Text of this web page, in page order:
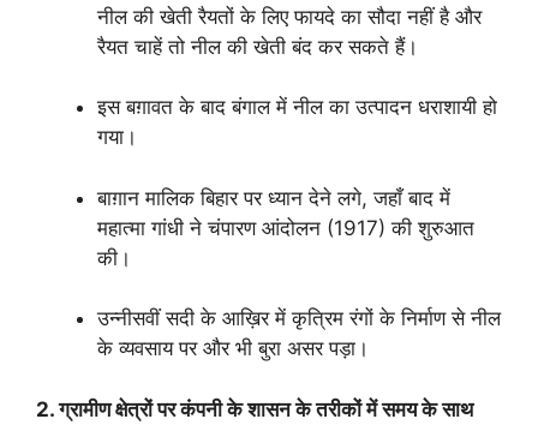
नील की खेती रैयतों के लिए फायदे का सौदा नहीं है और
रैयत चाहें तो नील की खेती बंद कर सकते हैं।
इस बग़ावत के बाद बंगाल में नील का उत्पादन धराशायी हो
गया।
बाग़ान मालिक बिहार पर ध्यान देने लगे, जहाँ बाद में
महात्मा गांधी ने चंपारण आंदोलन (1917) की शुरुआत
की।
उन्नीसवीं सदी के आख़िर में कृत्रिम रंगों के निर्माण से नील
के व्यवसाय पर और भी बुरा असर पड़ा।
2. ग्रामीण क्षेत्रों पर कंपनी के शासन के तरीकों में समय के साथ